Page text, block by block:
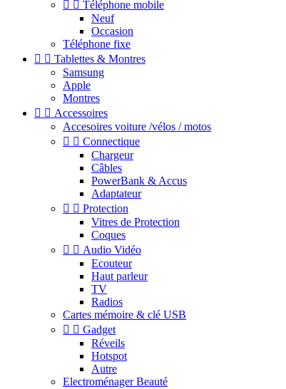
  Téléphone mobile
Neuf
Occasion
Téléphone fixe
  Tablettes & Montres
Samsung
Apple
Montres
  Accessoires
Accesoires voiture /vélos / motos
  Connectique
Chargeur
Câbles
PowerBank & Accus
Adaptateur
  Protection
Vitres de Protection
Coques
  Audio Vidéo
Ecouteur
Haut parleur
TV
Radios
Cartes mémoire & clé USB
  Gadget
Réveils
Hotspot
Autre
Electroménager Beauté